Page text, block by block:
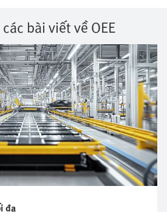
bài viết về OEE
đa